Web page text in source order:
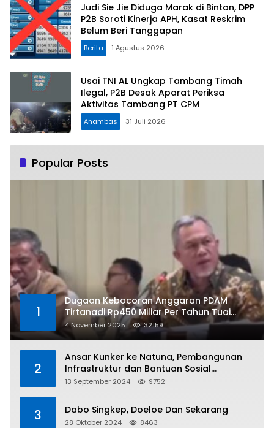
Judi Sie Jie Diduga Marak di Bintan, DPP
P2B Soroti Kinerja APH, Kasat Reskrim
Belum Beri Tanggapan
Berita 1 Agustus 2026
Usai TNI AL Ungkap Tambang Timah
Ilegal, P2B Desak Aparat Periksa
Aktivitas Tambang PT CPM
Anambas 31 Juli 2026
Popular Posts
1
Dugaan Kebocoran Anggaran PDAM
Tirtanadi Rp450 Miliar Per Tahun Tuai
Kritikan
4 November 2025 32159
2
Ansar Kunker ke Natuna, Pembangunan
Infrastruktur dan Bantuan Sosial
Direalisasikan Hingga Pulau Tiga
13 September 2024 9752
3 Dabo Singkep, Doeloe Dan Sekarang
28 Oktober 2024 8463